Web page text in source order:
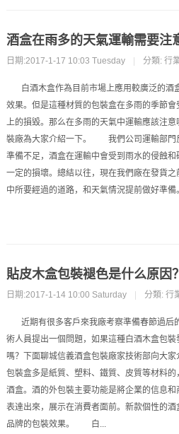
酒盒在雨多的天氣運輸需要注
日期:2017-1-17 10:03 Tuesday | 分類: 行
白酒木盒作為目前市場上應用較廣泛的酒
效果。但是這種材質的包裝盒在多雨的季節
上的損毀。那么在多雨的天氣中運輸應該注
裝廠為大家介紹一下。 我們公司運輸部門
準備不足，酒盒在運輸中會受到雨水的侵蝕
一定的損壞。總結以往，現在我們廠在發貨
中所要經過的道路，和天氣情況提前做好準
貼皮木盒包裝褪色是什么原因？
日期:2017-1-14 10:00 Saturday | 分類: 行
近期有很多客戶來我廠考察準備春節過后
術人員提出一個問題，如果這種白酒木盒包
嗎？下面聊城信義酒盒包裝廠家技術部向
包裝盒多是紙質、塑料、鐵質、皮質等材料
酒盒。酒的外包裝主要功能是將企業的信息
表達出來，展示在消費者面前。新款個性的
品牌的包裝效果。 白...